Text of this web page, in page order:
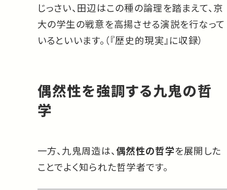
じっさい、田辺はこの種の論理を踏まえて、京
大の学生の戦意を高揚させる演説を行なって
いるといいます。（『歴史的現実』に収録）
偶然性を強調する九鬼の哲
学
一方、九鬼周造は、偶然性の哲学を展開した
ことでよく知られた哲学者です。